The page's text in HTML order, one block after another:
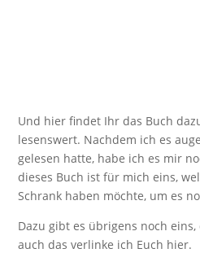
Und hier findet Ihr das Buch
lesenswert. Nachdem ich es
gelesen hatte, habe ich es mir
dieses Buch ist für mich eins,
Schrank haben möchte, um es
Dazu gibt es übrigens noch
auch das verlinke ich Euch hier.